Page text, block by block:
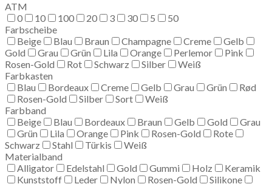
ATM
0
10 100 20 3 30 5
50
Farbscheibe
Beige
Blau Braun Champagne Creme
Gelb
Gold
Grau Grün Lila Orange Perlemor
Pink
Rosen-Gold
Rot Schwarz Silber
Weiß
Farbkasten
Blau
Bordeaux Creme Gelb Grau Grün
Rød
Rosen-Gold
Silber Sort
Weiß
Farbband
Beige
Blau Bordeaux Braun Gelb Gold
Grau
Grün
Lila Orange Pink Rosen-Gold
Rote
Schwarz
Stahl Türkis
Weiß
Materialband
Alligator
Edelstahl Gold Gummi Holz
Keramik
Kunststoff
Leder Nylon Rosen-Gold
Silikone